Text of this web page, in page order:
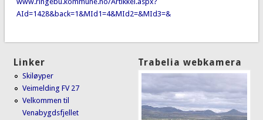
AId=1428&back=1&MId1=4&MId2=&MId3=&
Linker
Skiløyper
Veimelding FV 27
Velkommen til
Venabygdsfjellet
Trabelia webkamera